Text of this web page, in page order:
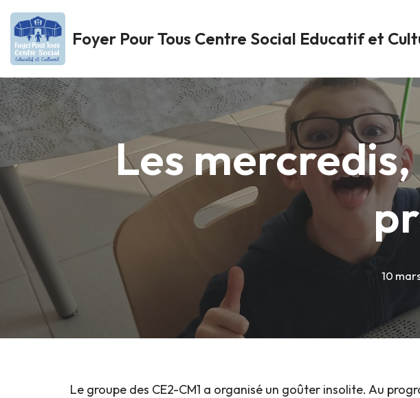
Aller
au
contenu
Foyer Pour Tous Centre Social Educatif et
Les
10
Le groupe des CE2-CM1 a organisé un goûter insolite. Au